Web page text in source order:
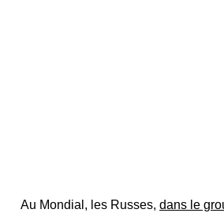
Au Mondial, les Russes,dans le